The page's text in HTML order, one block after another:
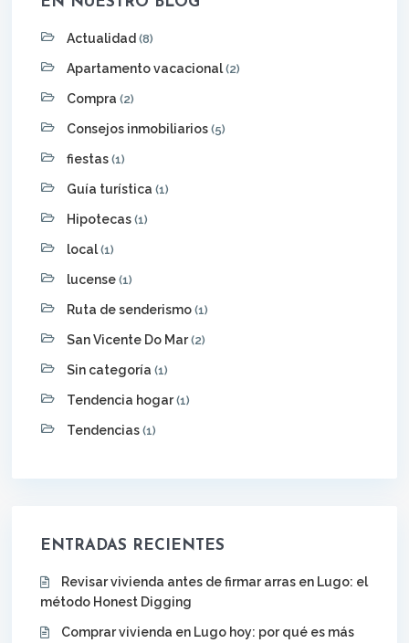
Actualidad (8)
Apartamento vacacional (2)
Compra (2)
Consejos inmobiliarios (5)
fiestas (1)
Guía turística (1)
Hipotecas (1)
local (1)
lucense (1)
Ruta de senderismo (1)
San Vicente Do Mar(2)
Sin categoría (1)
Tendencia hogar(1)
Tendencias (1)
ENTRADAS RECIENTES
Revisar vivienda antes de firmar arras en Lugo: el
método Honest Digging
Comprar vivienda en Lugo hoy: por qué es más